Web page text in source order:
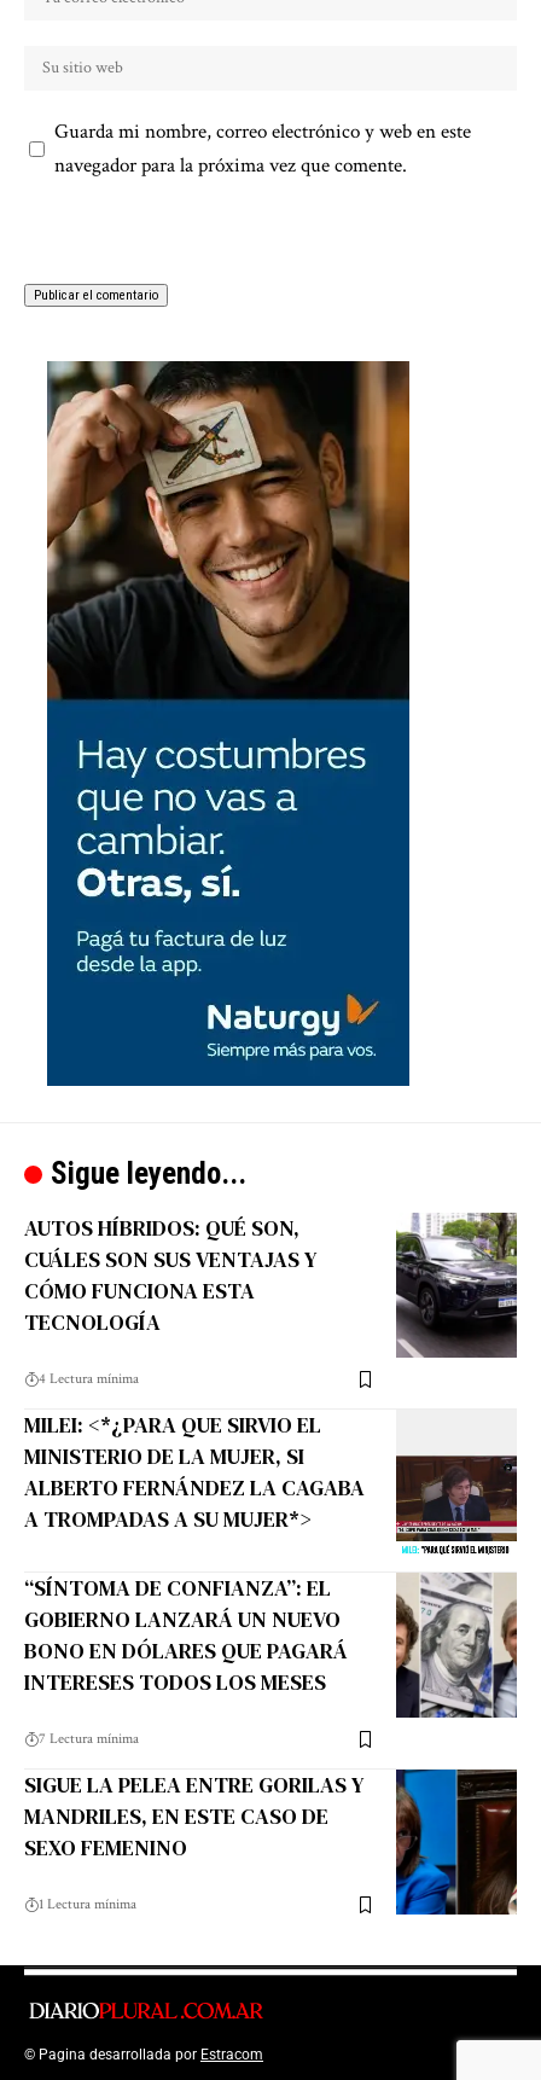
Guarda mi nombre, correo electrónico y web en este
navegador para la próxima vez que comente.
Sigue leyendo...
AUTOS HÍBRIDOS: QUÉ SON,
CUÁLES SON SUS VENTAJAS Y
CÓMO FUNCIONA ESTA
TECNOLOGÍA
4 Lectura mínima
MILEI: <*¿PARA QUE SIRVIO EL
MINISTERIO DE LA MUJER, SI
ALBERTO FERNÁNDEZ LA CAGABA
A TROMPADAS A SU MUJER*>
“SÍNTOMA DE CONFIANZA”: EL
GOBIERNO LANZARÁ UN NUEVO
BONO EN DÓLARES QUE PAGARÁ
INTERESES TODOS LOS MESES
7 Lectura mínima
SIGUE LA PELEA ENTRE GORILAS Y
MANDRILES, EN ESTE CASO DE
SEXO FEMENINO
1 Lectura mínima
© Pagina desarrollada por Estracom